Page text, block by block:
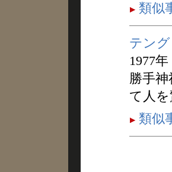
類似
テング
1977
勝手
て人
類似